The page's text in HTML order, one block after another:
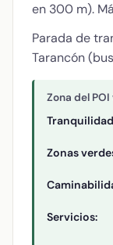
en 300 m).
Parada de
Tarancón
Zona del
Zonas
Servicios: